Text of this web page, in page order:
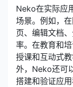
Neko在实际应
场景。例如，
页、编辑文档
率。在教育和
授课和互动式
外，Neko还可
搭建和验证应用